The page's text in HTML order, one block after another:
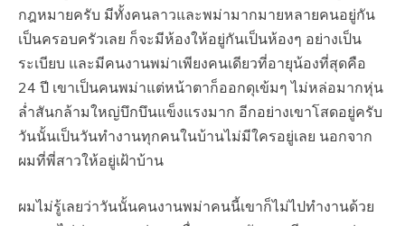
กฎหมายครับ มีทั้งคนลาวและพม่ามากมายหลายคนอยู่กัน
เป็นครอบครัวเลย ก็จะมีห้องให้อยู่กันเป็นห้องๆ อย่างเป็น
ระเบียบ และมีคนงานพม่าเพียงคนเดียวที่อายุน้องที่สุดคือ
24 ปี เขาเป็นคนพม่าแต่หน้าตาก็ออกดุเข้มๆ ไม่หล่อมากหุ่น
ล่ำสันกล้ามใหญ่บึกบึนแข็งแรงมาก อีกอย่างเขาโสดอยู่ครับ
วันนั้นเป็นวันทำงานทุกคนในบ้านไม่มีใครอยู่เลย นอกจาก
ผมที่พี่สาวให้อยู่เฝ้าบ้าน
ผมไม่รู้เลยว่าวันนั้นคนงานพม่าคนนี้เขาก็ไม่ไปทำงานด้วย